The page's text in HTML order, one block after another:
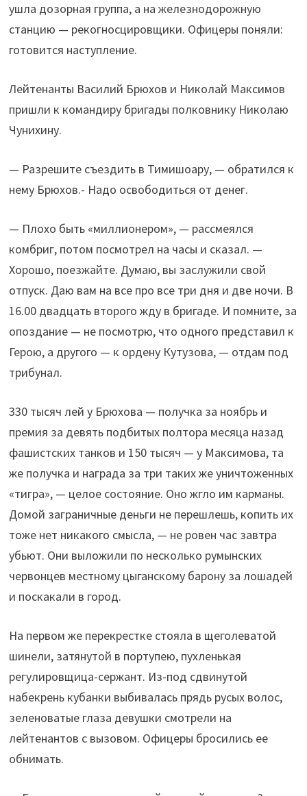
ушла дозорная группа, а на железнодорожную
станцию — рекогносцировщики. Офицеры поняли:
готовится наступление.
Лейтенанты Василий Брюхов и Николай Максимов
пришли к командиру бригады полковнику Николаю
Чунихину.
— Разрешите съездить в Тимишоару, — обратился к
нему Брюхов.- Надо освободиться от денег.
— Плохо быть «миллионером», — рассмеялся
комбриг, потом посмотрел на часы и сказал. —
Хорошо, поезжайте. Думаю, вы заслужили свой
отпуск. Даю вам на все про все три дня и две ночи. В
16.00 двадцать второго жду в бригаде. И помните, за
опоздание — не посмотрю, что одного представил к
Герою, а другого — к ордену Кутузова, — отдам под
трибунал.
330 тысяч лей у Брюхова — получка за ноябрь и
премия за девять подбитых полтора месяца назад
фашистских танков и 150 тысяч — у Максимова, та
же получка и награда за три таких же уничтоженных
«тигра», — целое состояние. Оно жгло им карманы.
Домой заграничные деньги не перешлешь, копить их
тоже нет никакого смысла, — не ровен час завтра
убьют. Они выложили по несколько румынских
червонцев местному цыганскому барону за лошадей
и поскакали в город.
На первом же перекрестке стояла в щеголеватой
шинели, затянутой в портупею, пухленькая
регулировщица-сержант. Из-под сдвинутой
набекрень кубанки выбивалась прядь русых волос,
зеленоватые глаза девушки смотрели на
лейтенантов с вызовом. Офицеры бросились ее
обнимать.